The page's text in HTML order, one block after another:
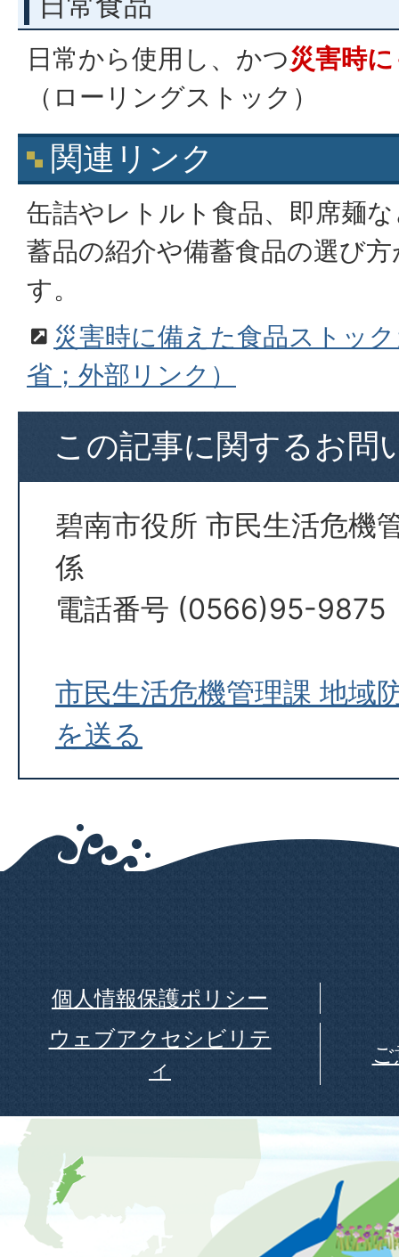
日常から使用し、かつ災害時
（ローリングストック）
関連リンク
缶詰やレトルト食品、即席麺
蓄品の紹介や備蓄食品の選び
す。
災害時に備えた食品ストッ
省；外部リンク）
この記事に関するお問
碧南市役所 市民生活危機
係
電話番号 (0566)95-9875
市民生活危機管理課 地域
を送る
個人情報保護ポリシー
ウェブアクセシビリテ
ィ